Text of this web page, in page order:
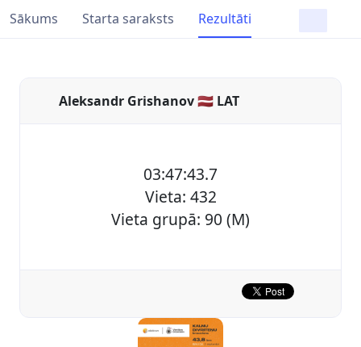
Sākums Starta saraksts Rezultāti
Aleksandr Grishanov 🇱🇻 LAT
03:47:43.7
Vieta: 432
Vieta grupā: 90 (M)